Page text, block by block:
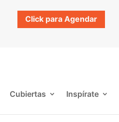
Click para Agendar
Cubiertas Inspírate